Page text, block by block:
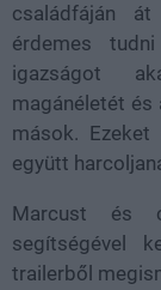
családfáján
érdemes
igazságot
magánéletét és
mások.
együtt
Marcust és
segítségével
trailerből